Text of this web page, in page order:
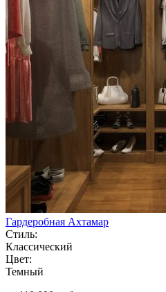
Гардеробная Ахтамар
Стиль:
Классический
Цвет:
Темный